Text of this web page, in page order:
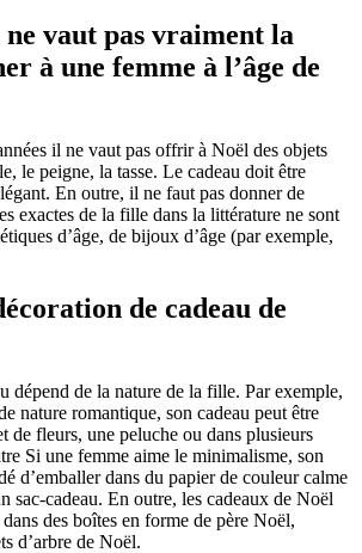
ne vaut pas vraiment la
à une femme à l’âge de
il ne vaut pas offrir à Noël des objets
le peigne, la tasse. Le cadeau doit être
En outre, il ne faut pas donner de
exactes de la fille dans la littérature ne sont
d’âge, de bijoux d’âge (par exemple,
de cadeau de
dépend de la nature de la fille. Par exemple,
nature romantique, son cadeau peut être
de fleurs, une peluche ou dans plusieurs
Si une femme aime le minimalisme, son
d’emballer dans du papier de couleur calme
sac-cadeau. En outre, les cadeaux de Noël
des boîtes en forme de père Noël,
d’arbre de Noël.